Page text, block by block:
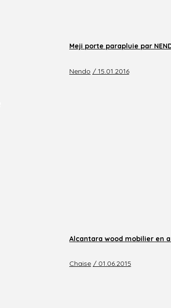
Meji porte parapluie par
Nendo / 15.01.2016
Alcantara wood mobilier en
Chaise / 01.06.2015